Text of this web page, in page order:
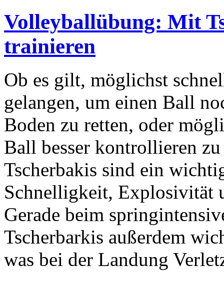
Volleyballübung: Mit
trainieren
Ob es gilt, möglichst
gelangen, um einen Ball
Boden zu retten, oder
Ball besser kontrollieren
Tscherbakis sind ein
Schnelligkeit, Explosivität
Gerade beim
Tscherbarkis außerdem
was bei der Landung